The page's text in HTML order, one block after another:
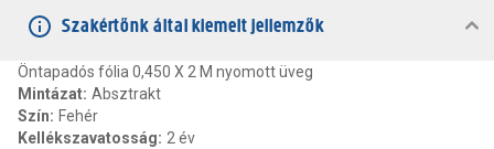
Szakértőnk által kiemelt jellemzők
Öntapadós fólia 0,450 X 2 M nyomott üveg
Mintázat: Absztrakt
Szín: Fehér
Kellékszavatosság: 2 év